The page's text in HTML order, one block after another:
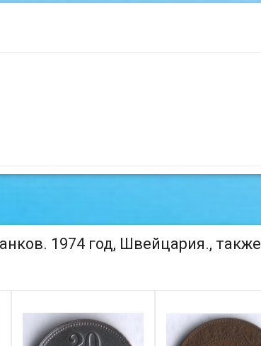
1974 год, Швейцария., также